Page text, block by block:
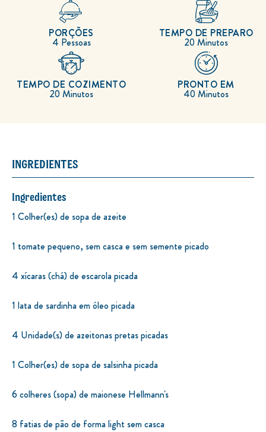
4 Pessoas
PORÇÕES
20 Minutos
TEMPO DE PREPARO
20 Minutos
TEMPO DE COZIMENTO
40 Minutos
PRONTO EM
INGREDIENTES
Ingredientes
1 Colher(es) de sopa de azeite
1 tomate pequeno, sem casca e sem semente picado
4 xícaras (chá) de escarola picada
1 lata de sardinha em óleo picada
4 Unidade(s) de azeitonas pretas picadas
1 Colher(es) de sopa de salsinha picada
6 colheres (sopa) de maionese Hellmann's
8 fatias de pão de forma light sem casca